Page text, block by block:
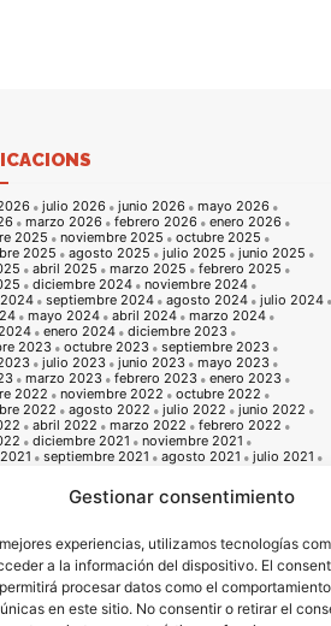
Gestionar consentimiento
experiencias, utilizamos tecnologías
a la información del dispositivo. El
procesar datos como el
en este sitio. No consentir o retirar el
julio 2026 junio 2026
mayo 2026
marzo 2026 febrero 2026
enero 2026
2025
noviembre 2025
octubre 2025
2025
agosto 2025 julio 2025
junio 2025
abril 2025 marzo 2025
febrero 2025
diciembre 2024
noviembre 2024
septiembre 2024 agosto 2024
julio 2024
mayo 2024 abril 2024
marzo 2024
enero 2024
diciembre 2023
2023
octubre 2023
septiembre 2023
julio 2023 junio 2023
mayo 2023
marzo 2023 febrero 2023
enero 2023
2022
noviembre 2022
octubre 2022
2022
agosto 2022 julio 2022
junio 2022
abril 2022 marzo 2022
febrero 2022
diciembre 2021
noviembre 2021
septiembre 2021 agosto 2021
julio 2021
enero 2021
octubre 2020
septiembre 2020
marzo 2020 febrero 2020
enero 2020
2019
noviembre 2019
octubre 2019
2019
agosto 2019 julio 2019
junio 2019
abril 2019 marzo 2019
febrero 2019
diciembre 2018
noviembre 2018
septiembre 2018 agosto 2018
julio 2018